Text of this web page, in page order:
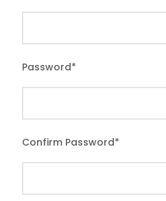
Password*
Confirm Password*